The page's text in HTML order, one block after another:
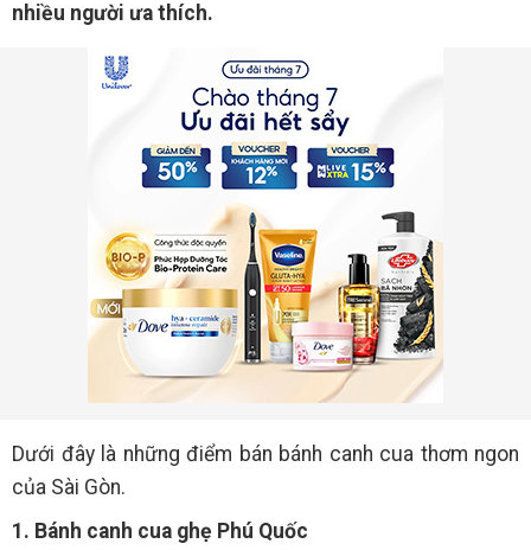
nhiều người ưa thích.
Dưới đây là những điểm bán bánh canh cua thơm ngon
của Sài Gòn.
1. Bánh canh cua ghẹ Phú Quốc